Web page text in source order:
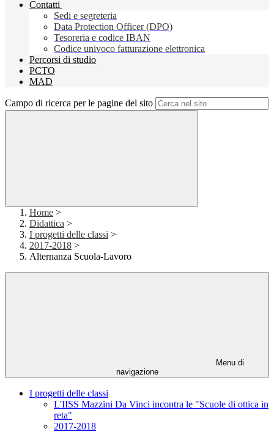
Contatti
Sedi e segreteria
Data Protection Officer (DPO)
Tesoreria e codice IBAN
Codice univoco fatturazione elettronica
Percorsi di studio
PCTO
MAD
Campo di ricerca per le pagine del sito
Home >
Didattica >
I progetti delle classi >
2017-2018 >
Alternanza Scuola-Lavoro
Menu di
navigazione
I progetti delle classi
L'IISS Mazzini Da Vinci incontra le "Scuole di ottica in
reta"
2017-2018